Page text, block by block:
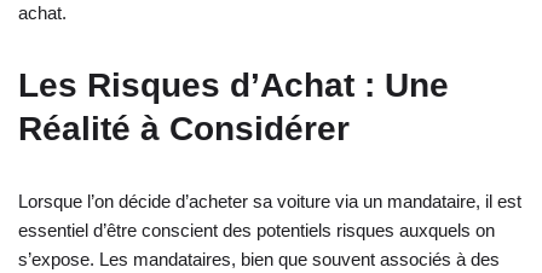
achat.
Les Risques d’Achat : Une
Réalité à Considérer
Lorsque l’on décide d’acheter sa voiture via un mandataire, il est
essentiel d’être conscient des potentiels risques auxquels on
s’expose. Les mandataires, bien que souvent associés à des